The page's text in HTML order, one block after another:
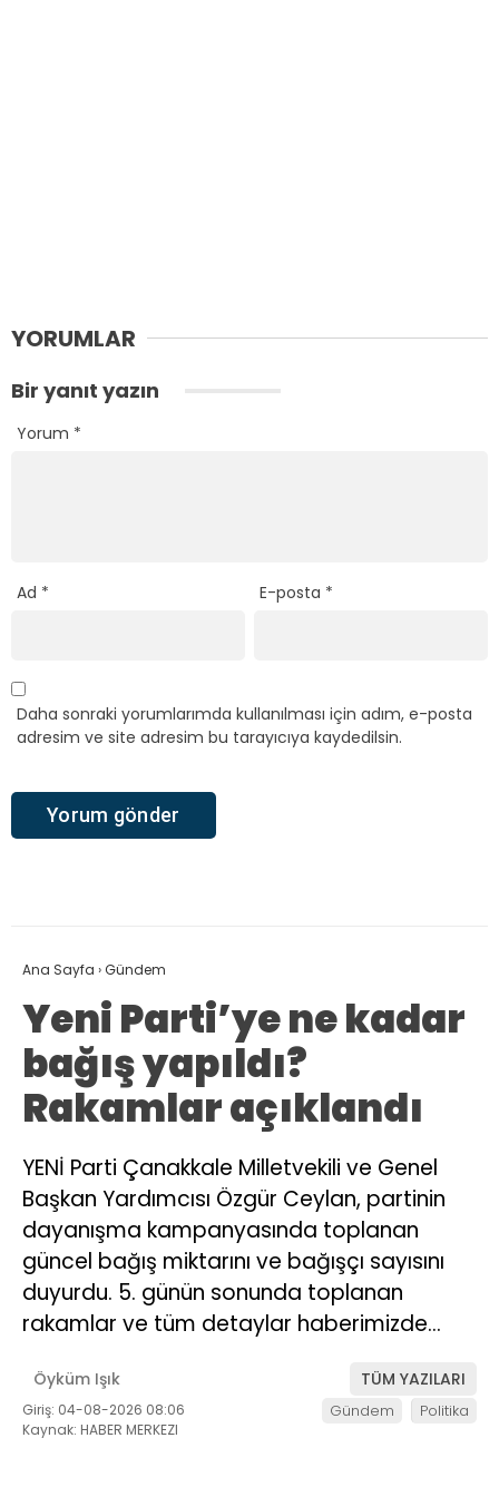
YORUMLAR
Bir yanıt yazın
Yorum *
Ad * E-posta *
Daha sonraki yorumlarımda kullanılması için adım, e-posta
adresim ve site adresim bu tarayıcıya kaydedilsin.
Ana Sayfa ›Gündem
Yeni Parti’ye ne kadar
bağış yapıldı?
Rakamlar açıklandı
YENİ Parti Çanakkale Milletvekili ve Genel
Başkan Yardımcısı Özgür Ceylan, partinin
dayanışma kampanyasında toplanan
güncel bağış miktarını ve bağışçı sayısını
duyurdu. 5. günün sonunda toplanan
rakamlar ve tüm detaylar haberimizde…
Öyküm Işık TÜM YAZILARI
Giriş: 04-08-2026 08:06
Kaynak: HABER MERKEZI
Gündem Politika